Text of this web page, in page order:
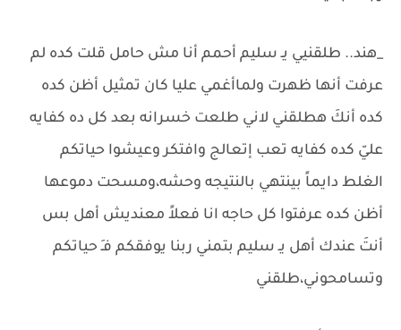
_هند.. طلقنيي يـ سليم أحمم أنا مش حامل قلت كده لم
عرفت أنها ظهرت ولماأغمي عليا كان تمثيل أظن كده
كده أنكَ هطلقني لاني طلعت خسرانه بعد كل ده كفايه
عليّ كده كفايه تعب إتعالج وافتكر وعيشوا حياتكم
الغلط دايماً بينتهي بالنتيجه وحشه،ومسحت دموعها
أظن كده عرفتوا كل حاجه انا فعلاً معنديش أهل بس
أنتَ عندك أهل يـ سليم بتمني ربنا يوفقكم فـِ حياتكم
وتسامحوني،طلقني